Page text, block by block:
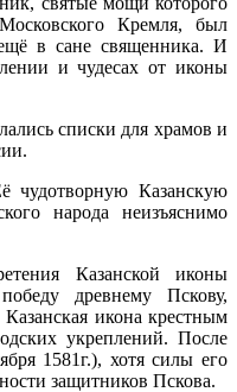
Кремля, был
в сане священника. И
и чудесах от иконы
списки для храмов и
чудотворную Казанскую
народа неизъяснимо
Казанской иконы
древнему Пскову,
икона крестным
укреплений. После
1581г.), хотя силы его
защитников Пскова.